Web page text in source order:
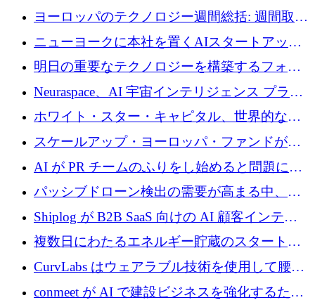
信ソフトウェア会社を拡大するための投資部
ヨーロッパのテクノロジー週間総括: 週間取引
額 8 億 7,800 万ユーロと 2026 年上半期の主要
ニューヨークに本社を置くAIスタートアップ
Modal Labsがロンドンオフィスを開設
明日の重要なテクノロジーを構築するフォト
ニクスのスケールアップに対応する
Neuraspace、AI 宇宙インテリジェンス プラッ
トフォームの拡大に 1,560 万ユーロを投資
ホワイト・スター・キャピタル、世界的なス
タートアップをシリーズAからBまで支援する
ために2億5,000万ドルのファンドIVを閉鎖
スケールアップ・ヨーロッパ・ファンドが初
の投資を行い、Iceeyeの10億ユーロのラウンド
を共同主導
AI が PR チームのふりをし始めると問題にな
ります
パッシブドローン検出の需要が高まる中、
Monava が資金調達ラウンドを終了
Shiplog が B2B SaaS 向けの AI 顧客インテリ
ジェンスを構築するために 100 万ドルを調達
複数日にわたるエネルギー貯蔵のスタートア
ップ、Ore Energy が新たな投資ラウンドで
4,300 万ドルを獲得
CurvLabs はウェアラブル技術を使用して腰痛
治療をどのように再考しているか
conmeet が AI で建設ビジネスを強化するため